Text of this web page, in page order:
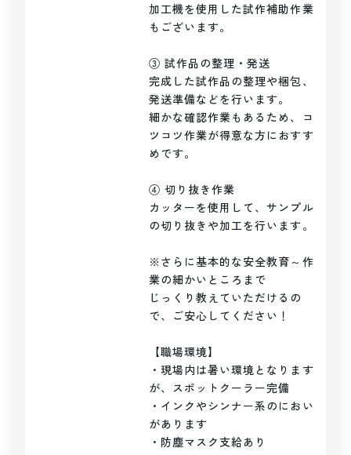
加工機を使用した試作補助作業
もございます。
③ 試作品の整理・発送
完成した試作品の整理や梱包、
発送準備などを行います。
細かな確認作業もあるため、コ
ツコツ作業が得意な方におすす
めです。
④ 切り抜き作業
カッターを使用して、サンプル
の切り抜きや加工を行います。
※さらに基本的な安全教育～作
業の細かいところまで
じっくり教えていただけるの
で、ご安心してください！
【職場環境】
・現場内は暑い環境となります
が、スポットクーラー完備
・インクやシンナー系のにおい
があります
・防塵マスク支給あり